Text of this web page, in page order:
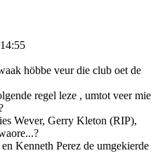
höbbe veur die club oet de
regel leze , umtot veer mie
Wever, Gerry Kleton (RIP),
Kenneth Perez de umgekierde